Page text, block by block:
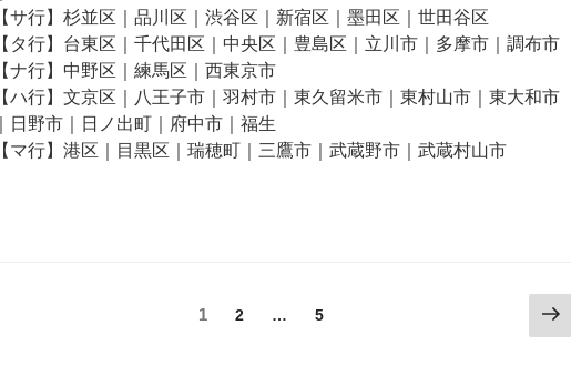
【サ行】杉並区｜品川区｜渋谷区｜新宿区｜墨田区｜世田谷区
【タ行】台東区｜千代田区｜中央区｜豊島区｜立川市｜多摩市｜調布市
【ナ行】中野区｜練馬区｜西東京市
【ハ行】文京区｜八王子市｜羽村市｜東久留米市｜東村山市｜東大和市
｜日野市｜日ノ出町｜府中市｜福生
【マ行】港区｜目黒区｜瑞穂町｜三鷹市｜武蔵野市｜武蔵村山市
固
1
固
2 …
固
5
次
の